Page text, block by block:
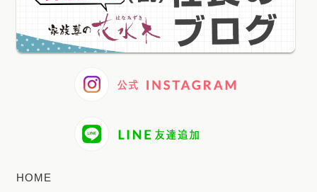
2025年1月
2024年12月
2024年11月
2024年6月
HOME